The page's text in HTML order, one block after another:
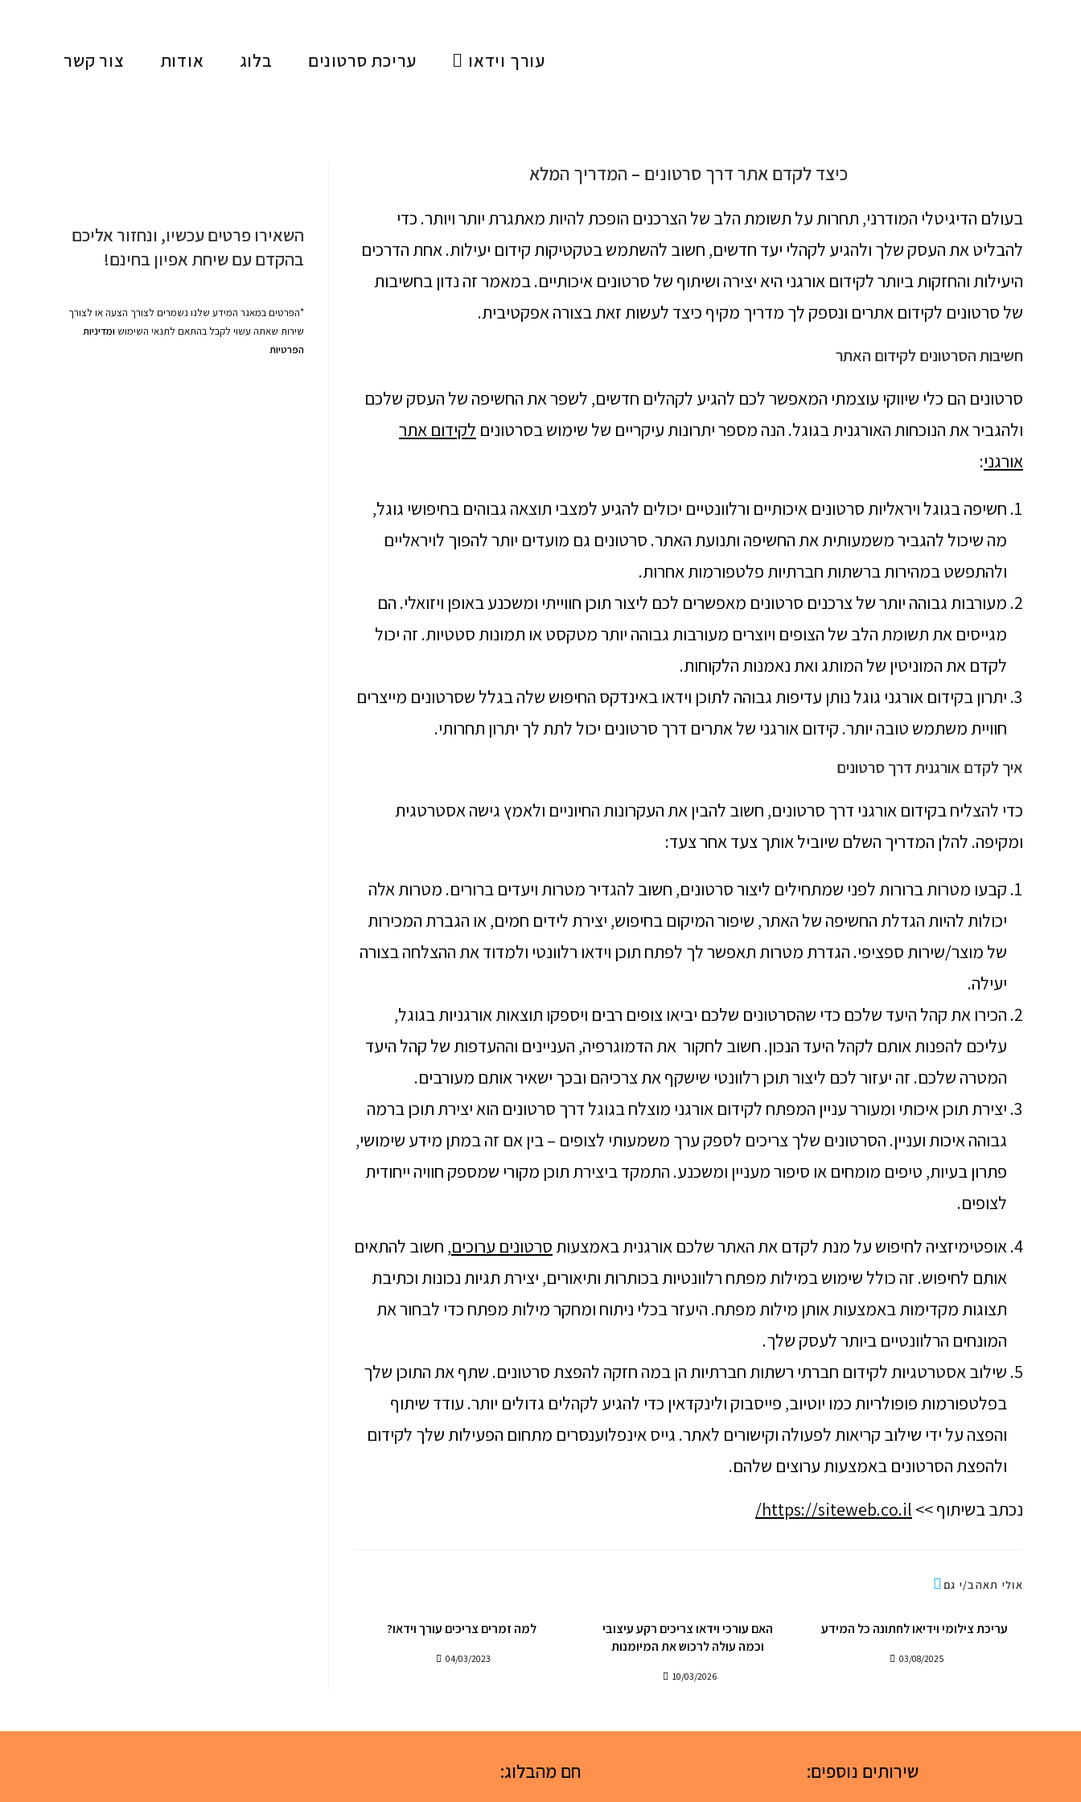
עורך וידאו עריכת סרטונים בלוג אודות צור קשר
כיצד לקדם אתר דרך סרטונים – המדריך המלא
בעולם הדיגיטלי המודרני, תחרות על תשומת הלב של הצרכנים הופכת להיות מאתגרת יותר ויותר. כדי
להבליט את העסק שלך ולהגיע לקהלי יעד חדשים, חשוב להשתמש בטקטיקות קידום יעילות. אחת הדרכים
היעילות והחזקות ביותר לקידום אורגני היא יצירה ושיתוף של סרטונים איכותיים. במאמר זה נדון בחשיבות
של סרטונים לקידום אתרים ונספק לך מדריך מקיף כיצד לעשות זאת בצורה אפקטיבית.
חשיבות הסרטונים לקידום האתר
סרטונים הם כלי שיווקי עוצמתי המאפשר לכם להגיע לקהלים חדשים, לשפר את החשיפה של העסק שלכם
ולהגביר את הנוכחות האורגנית בגוגל. הנה מספר יתרונות עיקריים של שימוש בסרטונים לקידום אתר
אורגני:
חשיפה בגוגל ויראליות סרטונים איכותיים ורלוונטיים יכולים להגיע למצבי תוצאה גבוהים בחיפושי גוגל,
מה שיכול להגביר משמעותית את החשיפה ותנועת האתר. סרטונים גם מועדים יותר להפוך לויראליים
ולהתפשט במהירות ברשתות חברתיות פלטפורמות אחרות.
מעורבות גבוהה יותר של צרכנים סרטונים מאפשרים לכם ליצור תוכן חווייתי ומשכנע באופן ויזואלי. הם
מגייסים את תשומת הלב של הצופים ויוצרים מעורבות גבוהה יותר מטקסט או תמונות סטטיות. זה יכול
לקדם את המוניטין של המותג ואת נאמנות הלקוחות.
יתרון בקידום אורגני גוגל נותן עדיפות גבוהה לתוכן וידאו באינדקס החיפוש שלה בגלל שסרטונים מייצרים
חוויית משתמש טובה יותר. קידום אורגני של אתרים דרך סרטונים יכול לתת לך יתרון תחרותי.
איך לקדם אורגנית דרך סרטונים
כדי להצליח בקידום אורגני דרך סרטונים, חשוב להבין את העקרונות החיוניים ולאמץ גישה אסטרטגית
ומקיפה. להלן המדריך השלם שיוביל אותך צעד אחר צעד:
קבעו מטרות ברורות לפני שמתחילים ליצור סרטונים, חשוב להגדיר מטרות ויעדים ברורים. מטרות אלה
יכולות להיות הגדלת החשיפה של האתר, שיפור המיקום בחיפוש, יצירת לידים חמים, או הגברת המכירות
של מוצר/שירות ספציפי. הגדרת מטרות תאפשר לך לפתח תוכן וידאו רלוונטי ולמדוד את ההצלחה בצורה
יעילה.
הכירו את קהל היעד שלכם כדי שהסרטונים שלכם יביאו צופים רבים ויספקו תוצאות אורגניות בגוגל,
עליכם להפנות אותם לקהל היעד הנכון. חשוב לחקור את הדמוגרפיה, העניינים וההעדפות של קהל היעד
המטרה שלכם. זה יעזור לכם ליצור תוכן רלוונטי שישקף את צרכיהם ובכך ישאיר אותם מעורבים.
יצירת תוכן איכותי ומעורר עניין המפתח לקידום אורגני מוצלח בגוגל דרך סרטונים הוא יצירת תוכן ברמה
גבוהה איכות ועניין. הסרטונים שלך צריכים לספק ערך משמעותי לצופים – בין אם זה במתן מידע שימושי,
פתרון בעיות, טיפים מומחים או סיפור מעניין ומשכנע. התמקד ביצירת תוכן מקורי שמספק חוויה ייחודית
לצופים.
אופטימיזציה לחיפוש על מנת לקדם את האתר שלכם אורגנית באמצעותסרטונים ערוכים, חשוב להתאים
אותם לחיפוש. זה כולל שימוש במילות מפתח רלוונטיות בכותרות ותיאורים, יצירת תגיות נכונות וכתיבת
תצוגות מקדימות באמצעות אותן מילות מפתח. היעזר בכלי ניתוח ומחקר מילות מפתח כדי לבחור את
המונחים הרלוונטיים ביותר לעסק שלך.
שילוב אסטרטגיות לקידום חברתי רשתות חברתיות הן במה חזקה להפצת סרטונים. שתף את התוכן שלך
בפלטפורמות פופולריות כמו יוטיוב, פייסבוק ולינקדאין כדי להגיע לקהלים גדולים יותר. עודד שיתוף
והפצה על ידי שילוב קריאות לפעולה וקישורים לאתר. גייס אינפלוענסרים מתחום הפעילות שלך לקידום
ולהפצת הסרטונים באמצעות ערוצים שלהם.
נכתב בשיתוף >> https://siteweb.co.il/
אולי תאהב/י גם
למה זמרים צריכים עורך וידאו?
04/03/2023
האם עורכי וידאו צריכים רקע עיצובי
וכמה עולה לרכוש את המיומנות
10/03/2026
עריכת צילומי וידיאו לחתונה כל המידע
03/08/2025
השאירו פרטים עכשיו, ונחזור אליכם
בהקדם עם שיחת אפיון בחינם!
*הפרטים במאגר המידע שלנו נשמרים לצורך הצעה או לצורך
שירות שאתה עשוי לקבל בהתאם לתנאי השימוש ומדיניות
הפרטיות
שירותים נוספים: חם מהבלוג: